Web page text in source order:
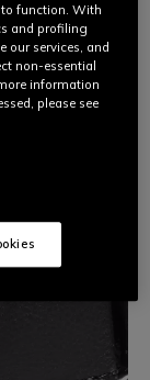
is
een speciale
to function. With
and profiling
our services, and
non-essential
information
please see